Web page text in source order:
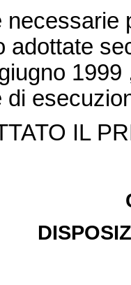
adottate
di
IL